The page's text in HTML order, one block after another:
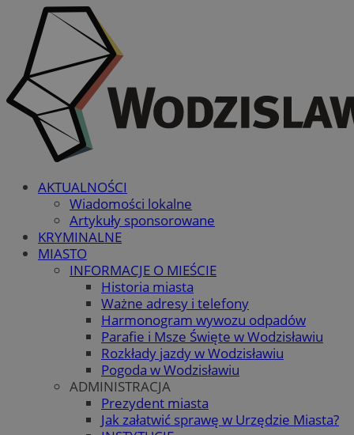
AKTUALNOŚCI
Wiadomości lokalne
Artykuły sponsorowane
KRYMINALNE
MIASTO
INFORMACJE O MIEŚCIE
Historia miasta
Ważne adresy i telefony
Harmonogram wywozu odpadów
Parafie i Msze Święte w Wodzisławiu
Rozkłady jazdy w Wodzisławiu
Pogoda w Wodzisławiu
ADMINISTRACJA
Prezydent miasta
Jak załatwić sprawę w Urzędzie Miasta?